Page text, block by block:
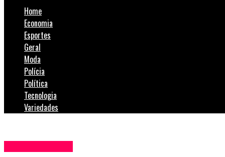
Home
Economia
Esportes
Geral
Moda
Polícia
Política
Tecnologia
Variedades